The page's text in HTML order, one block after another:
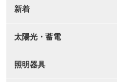
新着
太陽光・蓄電
照明器具